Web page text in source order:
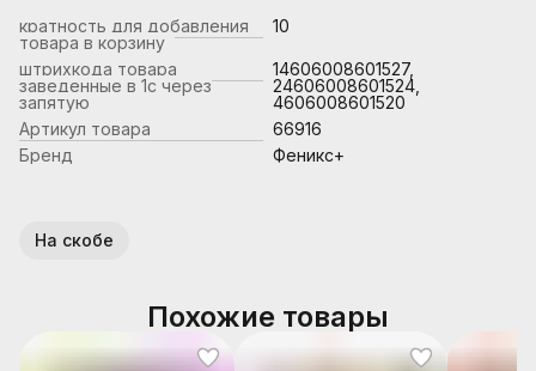
кратность для добавления
товара в корзину
10
штрихкода товара
заведенные в 1с через
запятую
14606008601527,
24606008601524,
4606008601520
Артикул товара
66916
Бренд
Феникс+
На скобе
Похожие товары